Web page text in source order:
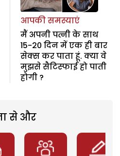
आपकी समस्याएं
मैं अपनी पत्नी के साथ
15-20 दिन में एक ही बार
सेक्स कर पाता हूं. क्या वे
मुझसे सैटिस्फाई हो पाती
होगी ?
से और